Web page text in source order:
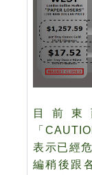
目前
「
表示已經
編稍後跟